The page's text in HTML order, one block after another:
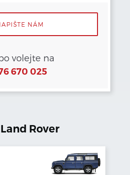
NÁM
volejte na
670 025
Land Rover